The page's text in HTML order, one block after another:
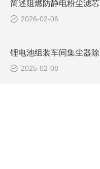
简述阻燃防静电粉尘滤芯
2026-02-06
2025-02-08